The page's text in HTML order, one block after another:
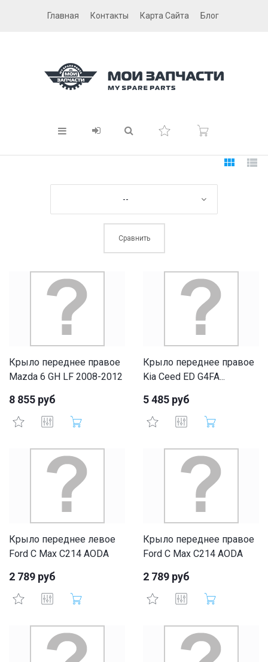
Главная Контакты Карта Сайта Блог
--
Сравнить
Крыло переднее правое
Mazda 6 GH LF 2008-2012
8 855 руб
Крыло переднее правое
Kia Ceed ED G4FA...
5 485 руб
Крыло переднее левое
Ford C Max C214 AODA
2 789 руб
Крыло переднее правое
Ford C Max C214 AODA
2 789 руб